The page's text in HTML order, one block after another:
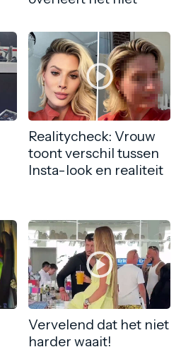
Realitycheck: Vrouw
toont verschil tussen
Insta-look en realiteit
Vervelend dat het niet
harder waait!